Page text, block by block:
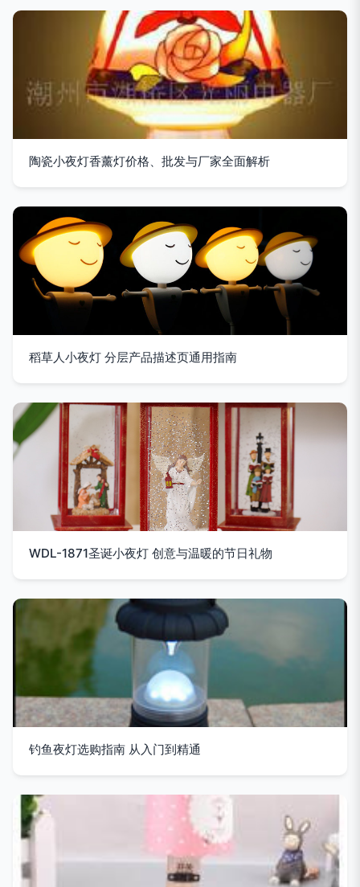
陶瓷小夜灯香薰灯价格、批发与厂家全面解析
稻草人小夜灯 分层产品描述页通用指南
WDL-1871圣诞小夜灯 创意与温暖的节日礼物
钓鱼夜灯选购指南 从入门到精通